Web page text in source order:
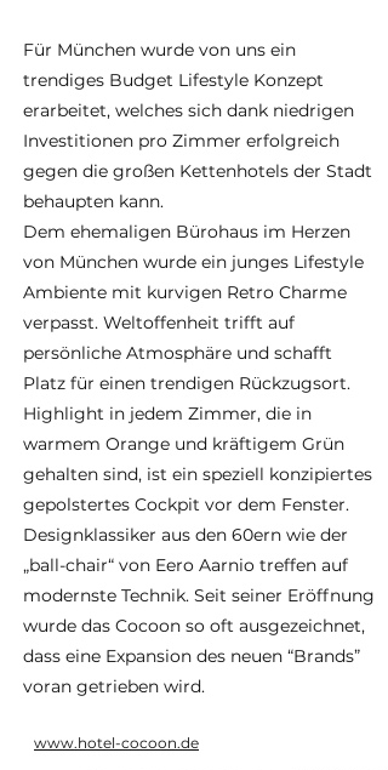
Für München wurde von uns ein
trendiges Budget Lifestyle Konzept
erarbeitet, welches sich dank niedrigen
Investitionen pro Zimmer erfolgreich
gegen die großen Kettenhotels der Stadt
behaupten kann.
Dem ehemaligen Bürohaus im Herzen
von München wurde ein junges Lifestyle
Ambiente mit kurvigen Retro Charme
verpasst. Weltoffenheit trifft auf
persönliche Atmosphäre und schafft
Platz für einen trendigen Rückzugsort.
Highlight in jedem Zimmer, die in
warmem Orange und kräftigem Grün
gehalten sind, ist ein speziell konzipiertes
gepolstertes Cockpit vor dem Fenster.
Designklassiker aus den 60ern wie der
„ball-chair“ von Eero Aarnio treffen auf
modernste Technik. Seit seiner Eröffnung
wurde das Cocoon so oft ausgezeichnet,
dass eine Expansion des neuen “Brands”
voran getrieben wird.
www.hotel-cocoon.de